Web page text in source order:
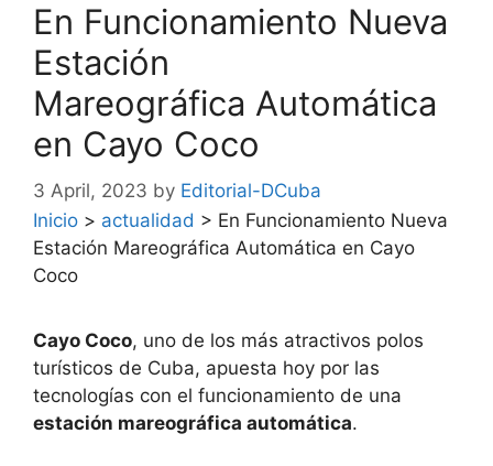
En Funcionamiento Nueva
Estación
Mareográfica Automática
en Cayo Coco
3 April, 2023 by Editorial-DCuba
Inicio > actualidad > En Funcionamiento Nueva
Estación Mareográfica Automática en Cayo
Coco
Cayo Coco, uno de los más atractivos polos
turísticos de Cuba, apuesta hoy por las
tecnologías con el funcionamiento de una
estación mareográfica automática.